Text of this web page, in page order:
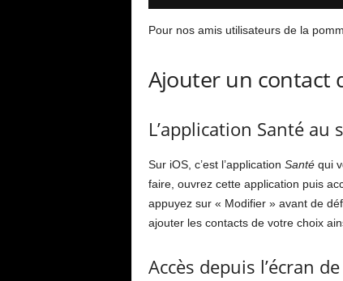
Pour nos amis utilisateurs de la
Ajouter un contact
L’application Santé au
Sur iOS, c’est l’application Santéqui
faire, ouvrez cette application puis
appuyez sur « Modifier » avant de
ajouter les contacts de votre choix
Accès depuis l’écran